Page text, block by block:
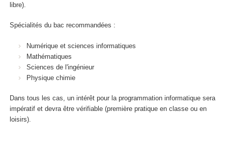
libre).
Spécialités du bac recommandées :
Numérique et sciences informatiques
Mathématiques
Sciences de l'ingénieur
Physique chimie
Dans tous les cas, un intérêt pour la programmation informatique sera
impératif et devra être vérifiable (première pratique en classe ou en
loisirs).